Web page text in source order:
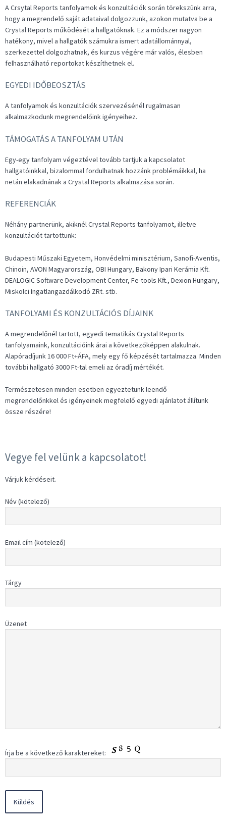
A Crsytal Reports tanfolyamok és konzultációk során törekszünk arra,
hogy a megrendelő saját adataival dolgozzunk, azokon mutatva be a
Crystal Reports működését a hallgatóknak. Ez a módszer nagyon
hatékony, mivel a hallgatók számukra ismert adatállománnyal,
szerkezettel dolgozhatnak, és kurzus végére már valós, élesben
felhasználható reportokat készíthetnek el.
EGYEDI IDŐBEOSZTÁS
A tanfolyamok és konzultációk szervezésénél rugalmasan
alkalmazkodunk megrendelőink igényeihez.
TÁMOGATÁS A TANFOLYAM UTÁN
Egy-egy tanfolyam végeztével tovább tartjuk a kapcsolatot
hallgatóinkkal, bizalommal fordulhatnak hozzánk problémáikkal, ha
netán elakadnának a Crystal Reports alkalmazása során.
REFERENCIÁK
Néhány partnerünk, akiknél Crystal Reports tanfolyamot, illetve
konzultációt tartottunk:
Budapesti Műszaki Egyetem, Honvédelmi minisztérium, Sanofi-Aventis,
Chinoin, AVON Magyarország, OBI Hungary, Bakony Ipari Kerámia Kft.
DEALOGIC Software Development Center, Fe-tools Kft., Dexion Hungary,
Miskolci Ingatlangazdálkodó ZRt. stb.
TANFOLYAMI ÉS KONZULTÁCIÓS DÍJAINK
A megrendelőnél tartott, egyedi tematikás Crystal Reports
tanfolyamaink, konzultációink árai a következőképpen alakulnak.
Alapóradíjunk 16 000 Ft+ÁFA, mely egy fő képzését tartalmazza. Minden
további hallgató 3000 Ft-tal emeli az óradíj mértékét.
Természetesen minden esetben egyeztetünk leendő
megrendelőnkkel és igényeinek megfelelő egyedi ajánlatot állítunk
össze részére!
Vegye fel velünk a kapcsolatot!
Várjuk kérdéseit.
Név (kötelező)
Email cím (kötelező)
Tárgy
Üzenet
Írja be a következő karaktereket: